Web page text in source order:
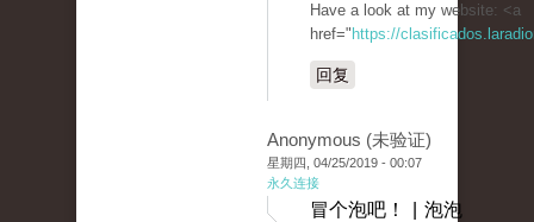
Have a look at my website: <a
href=" https://
回复
Anonymous (未验证)
星期四, 04/25/2019 - 00:07
永久连接
冒个泡吧！ | 泡泡